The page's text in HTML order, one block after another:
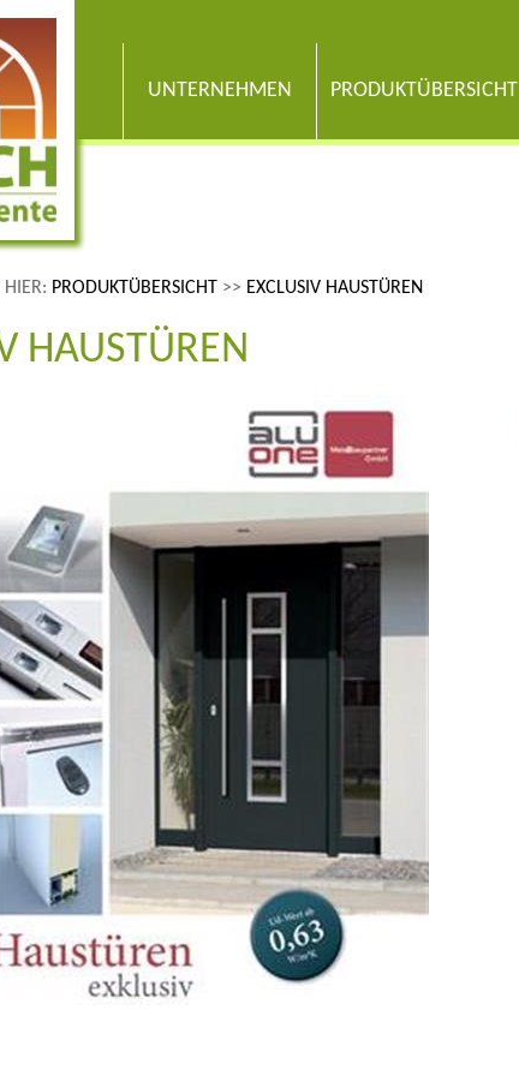
UNTERNEHMEN PRODUKTÜBERSICHT
HIER: PRODUKTÜBERSICHT >> EXCLUSIV HAUSTÜREN
HAUSTÜREN